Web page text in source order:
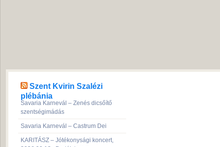
Szent Kvirin Szalézi
plébánia
Savaria Karnevál – Zenés dicsőítő
szentségimádás
Savaria Karnevál – Castrum Dei
KARITÁSZ – Jótékonysági koncert,